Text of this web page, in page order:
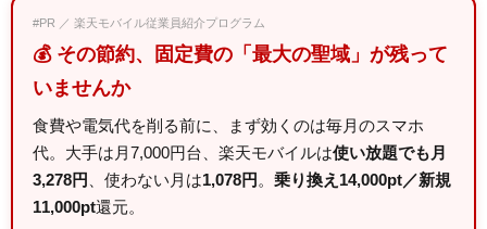
#PR ／ 楽天モバイル従業員紹介プログラム
💰 その節約、固定費の「最大の聖域」が残って
いませんか
食費や電気代を削る前に、まず効くのは毎月のスマホ
代。大手は月7,000円台、楽天モバイルは使い放題でも月
3,278円
、使わない月は1,078円 。 乗り換え14,000pt／新規
11,000pt還元。